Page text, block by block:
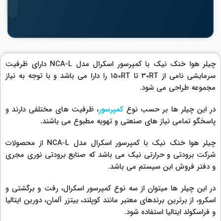
چیلر هوا خنک نیک با کمپرسور اسکرال مدل NCA-L دارای ظرفیت
سرمایشی نامی از 30RT تا 150RT را دارا می باشد و با توجه به نیاز
مجموعه طراحی می شود.
در این چیلر ها بر حسب نوعکمپرسور، ظرفیت های مختلفی دارند و
پاسخگو تمامی نیاز های صنعتی و تهویه مطبوع می باشند.
چیلر هوا خنک نیک با کمپرسور اسکرال مدل NCA-L از محصولات
شرکت برودتی و حرارتی نیک می باشد که صنایع برودتی نوری مجری
و دفتر فروش این سیستم می باشد.
در این چیلر ها میتوان از سه نوع کمپرسور اسکرال، رفت و برگشتی و
اسکرو، از برترین برندهای معتبر مانند کوپلند، بیتزر آلمان، دورین ایتالیا
و فراسکولد ایتالیا استفاده شود.